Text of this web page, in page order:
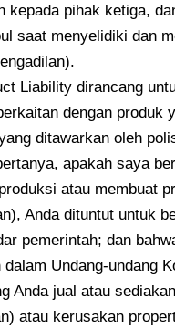
kepada pihak ketiga,
saat menyelidiki dan
Liability dirancang
dengan produk
ditawarkan oleh
apakah saya
atau membuat
Anda dituntut untuk
pemerintah; dan
Undang-undang
Anda jual atau
atau kerusakan